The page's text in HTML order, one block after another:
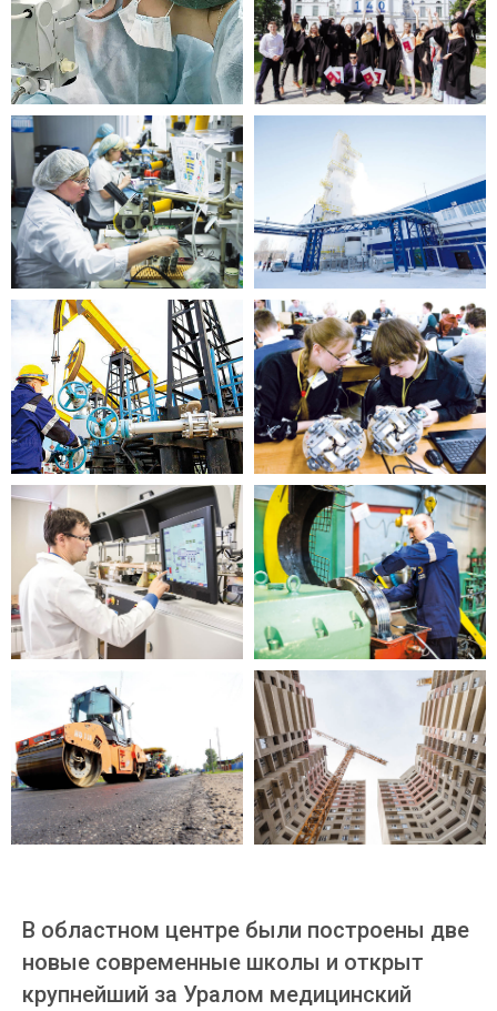
В областном центре были построены две
новые современные школы и открыт
крупнейший за Уралом медицинский